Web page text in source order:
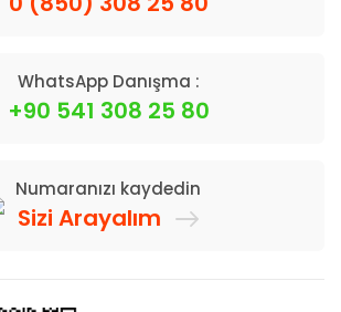
WhatsApp Danışma :
+90 541 308 25 80
Numaranızı kaydedin
Sizi Arayalım